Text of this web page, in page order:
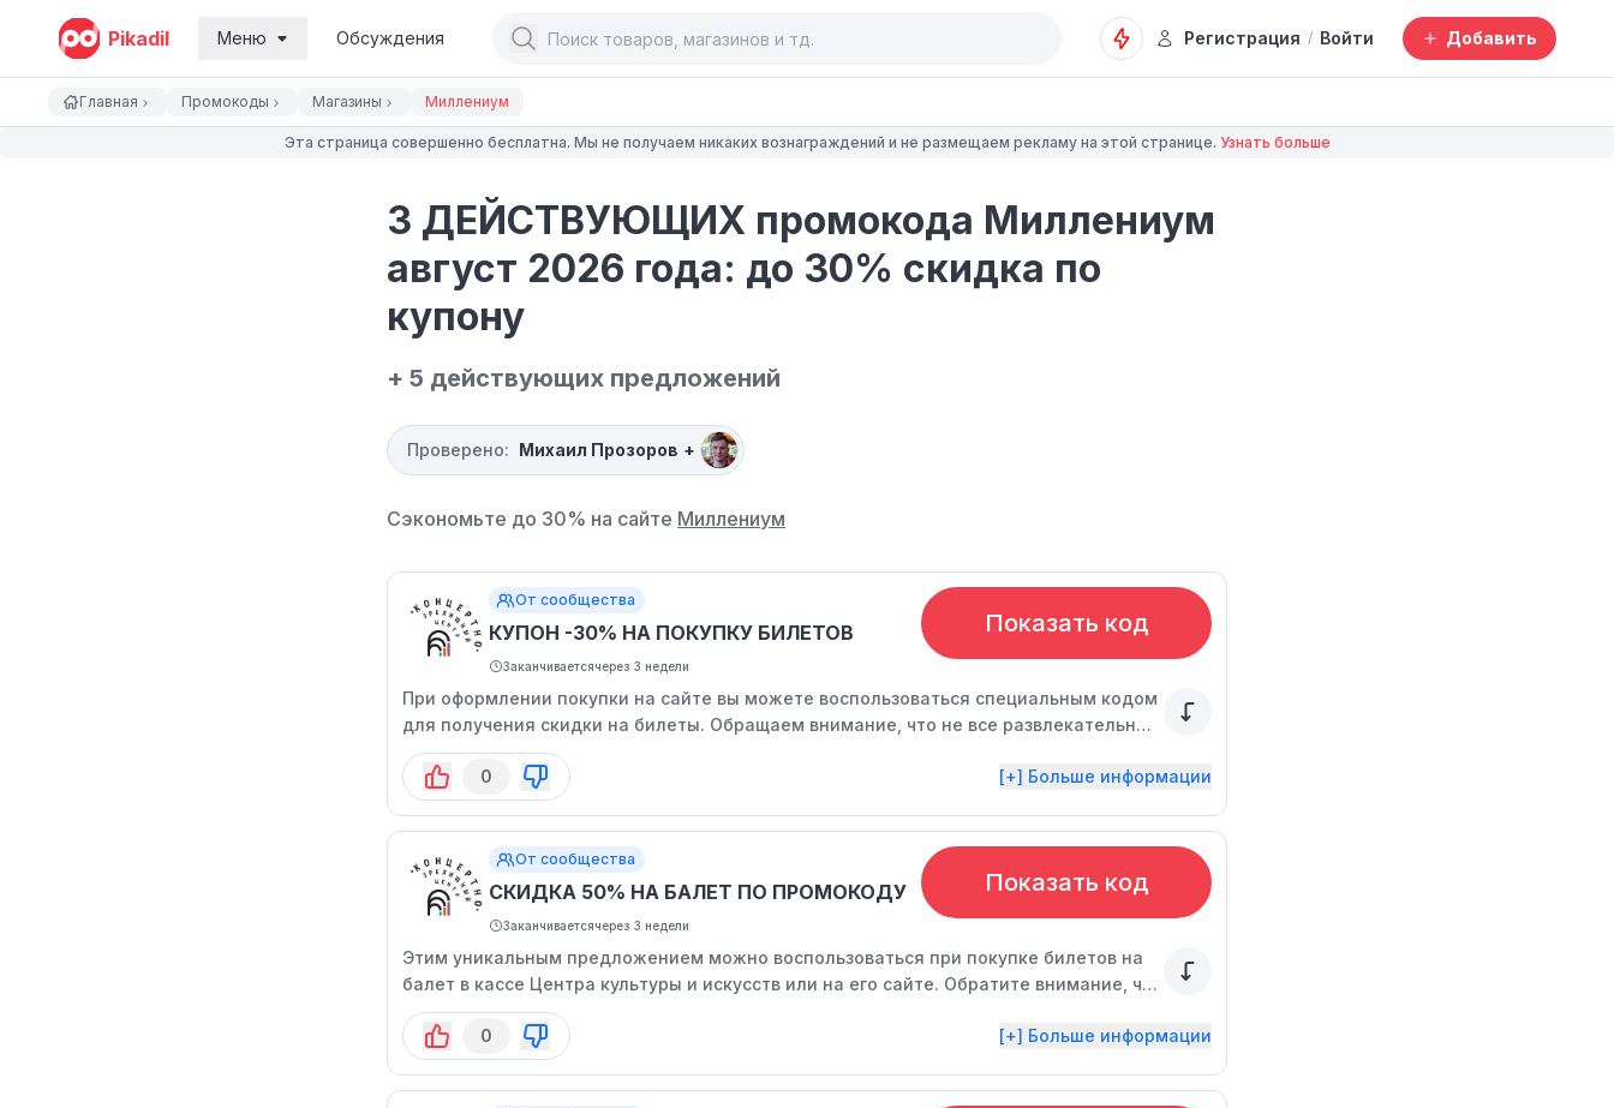
Pikadil Меню Обсуждения Регистрация / Войти Добавить
Главная Промокоды Магазины Миллениум
Эта страница совершенно бесплатна. Мы не получаем никаких вознаграждений и не размещаем рекламу на этой странице. Узнать больше
3 ДЕЙСТВУЮЩИХ промокода Миллениум
август 2026 года: до 30% скидка по
купону
+ 5 действующих предложений
Проверено: Михаил Прозоров +
Сэкономьте до 30% на сайте Миллениум
От сообщества
КУПОН -30% НА ПОКУПКУ БИЛЕТОВ
Заканчиваетсячерез 3 недели
Показать код
При оформлении покупки на сайте вы можете воспользоваться специальным кодом
для получения скидки на билеты. Обращаем внимание, что не все развлекательные
мероприятия участвуют в данной акции, и предложение ограничено по времени.
0
[+] Больше информации
От сообщества
СКИДКА 50% НА БАЛЕТ ПО ПРОМОКОДУ
Заканчиваетсячерез 3 недели
Показать код
Этим уникальным предложением можно воспользоваться при покупке билетов на
балет в кассе Центра культуры и искусств или на его сайте. Обратите внимание, что
не все спектакли участвуют в акции, и срок действия промокода ограничен.
0
[+] Больше информации